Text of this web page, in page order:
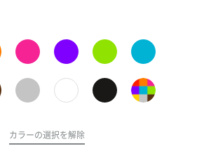
カラーの選択を解除